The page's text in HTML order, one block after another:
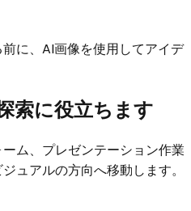
に、AI画像を使用してアイデ
索に役立ちます
ム、プレゼンテーション作業
ュアルの方向へ移動します。